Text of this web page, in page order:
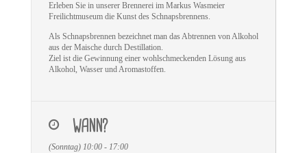
Erleben Sie in unserer Brennerei im Markus Wasmeier
Freilichtmuseum die Kunst des Schnapsbrennens.
Als Schnapsbrennen bezeichnet man das Abtrennen von Alkohol
aus der Maische durch Destillation.
Ziel ist die Gewinnung einer wohlschmeckenden Lösung aus
Alkohol, Wasser und Aromastoffen.
WANN?
(Sonntag) 10:00 - 17:00